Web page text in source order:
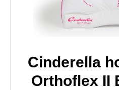
Cinderella
Orthoflex II